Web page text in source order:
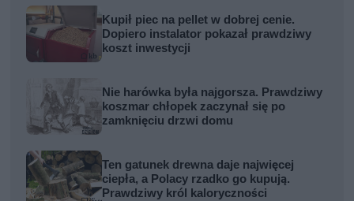
Kupił piec na pellet w dobrej cenie.
Dopiero instalator pokazał prawdziwy
koszt inwestycji
Nie harówka była najgorsza. Prawdziwy
koszmar chłopek zaczynał się po
zamknięciu drzwi domu
Ten gatunek drewna daje najwięcej
ciepła, a Polacy rzadko go kupują.
Prawdziwy król kaloryczności